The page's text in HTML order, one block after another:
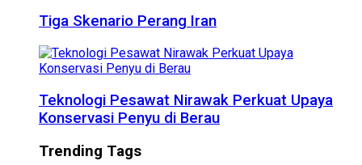
Tiga Skenario Perang Iran
Teknologi Pesawat Nirawak Perkuat Upaya
Konservasi Penyu di Berau
Trending Tags